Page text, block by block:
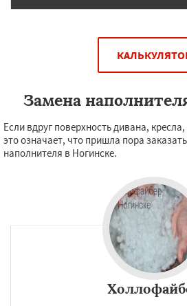
Замена
Если вдруг поверхность дивана,
это означает, что пришла пора
наполнителя в Ногинске.